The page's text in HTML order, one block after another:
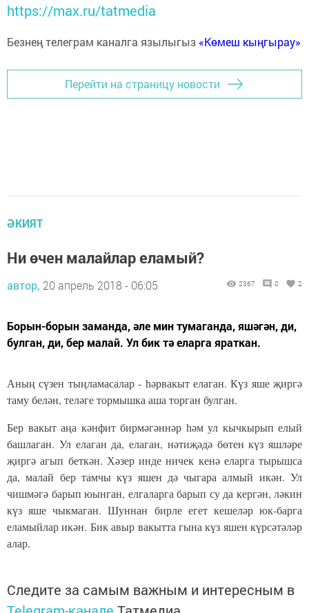
https://max.ru/tatmedia
Безнең телеграм каналга язылыгыз «Көмеш кыңгырау»
Перейти на страницу новости
ӘКИЯТ
Ни өчен малайлар еламый?
автор, 20 апрель 2018 - 06:05 2367 0 2
Борын-борын заманда, әле мин тумаганда, яшәгән, ди,
булган, ди, бер малай. Ул бик тә еларга яраткан.
Аның сүзен тыңламасалар - һәрвакыт елаган. Күз яше җиргә
таму белән, теләге тормышка аша торган булган.
Бер вакыт аңа кәнфит бирмәгәннәр һәм ул кычкырып елый
башлаган. Ул елаган да, елаган, нәтиҗәдә бөтен күз яшләре
җиргә агып беткән. Хәзер инде ничек кенә еларга тырышса
да, малай бер тамчы күз яшен дә чыгара алмый икән. Ул
чишмәгә барып юынган, елгаларга барып су да кергән, ләкин
күз яше чыкмаган. Шуннан бирле егет кешеләр юк-барга
еламыйлар икән. Бик авыр вакытта гына күз яшен күрсәтәләр
алар.
Следите за самым важным и интересным в